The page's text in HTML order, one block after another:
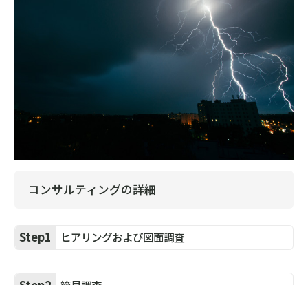
コンサルティングの詳細
Step1 ヒアリングおよび図面調査